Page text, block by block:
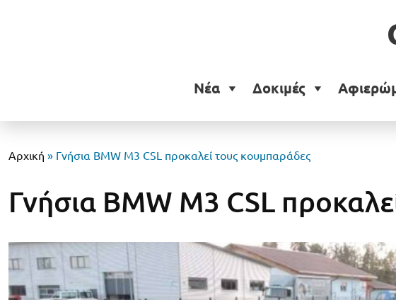
Νέα Δοκιμές
Αρχική » Γνήσια BMW M3 CSL προκαλεί τους κουμπαράδες
Γνήσια BMW M3 CSL